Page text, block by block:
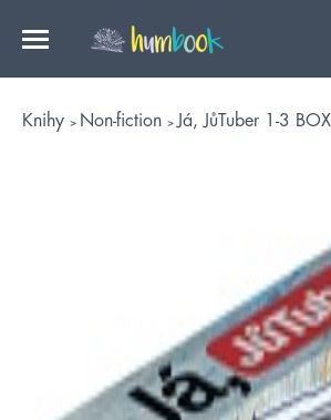
Knihy Non-fiction Já, JůTuber 1-3 BOX